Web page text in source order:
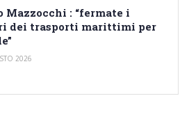
Mazzocchi : “fermate i
dei trasporti marittimi per
2026